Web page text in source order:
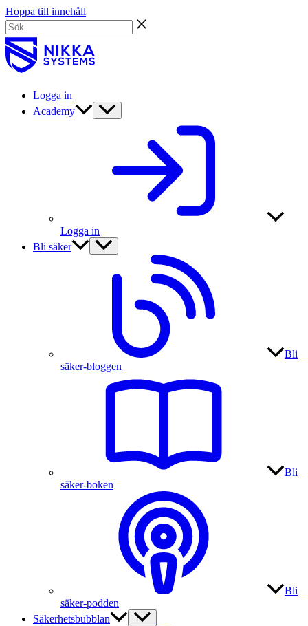
Hoppa till innehåll
Logga in
Academy
Logga in
Bli säker
Bli
säker-bloggen
Bli
säker-boken
Bli
säker-podden
Säkerhetsbubblan